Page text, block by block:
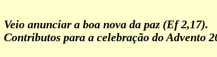
Veio anunciar a boa nova da paz (Ef 2,17).
Contributos para a celebração do Advento